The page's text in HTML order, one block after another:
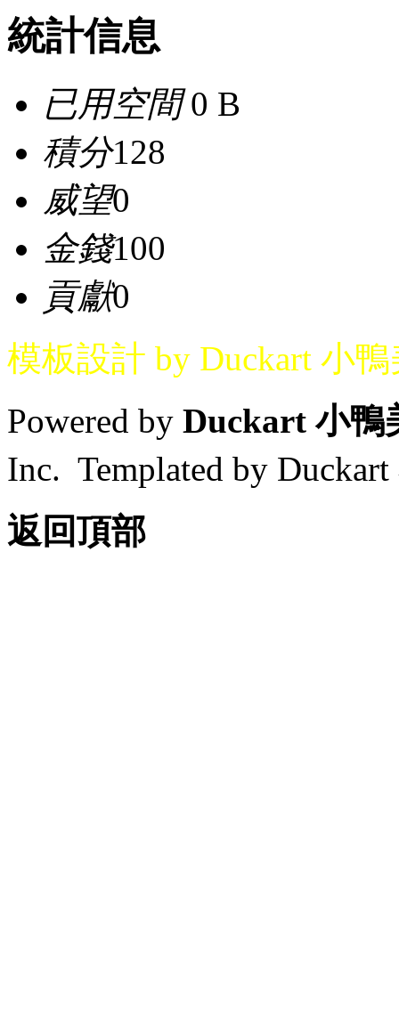
統計信息
已用空間0 B
積分128
威望0
金錢100
貢獻0
模板設計 by Duckart 小
Powered by Duckart 小鴨
Inc. Templated by
返回頂部